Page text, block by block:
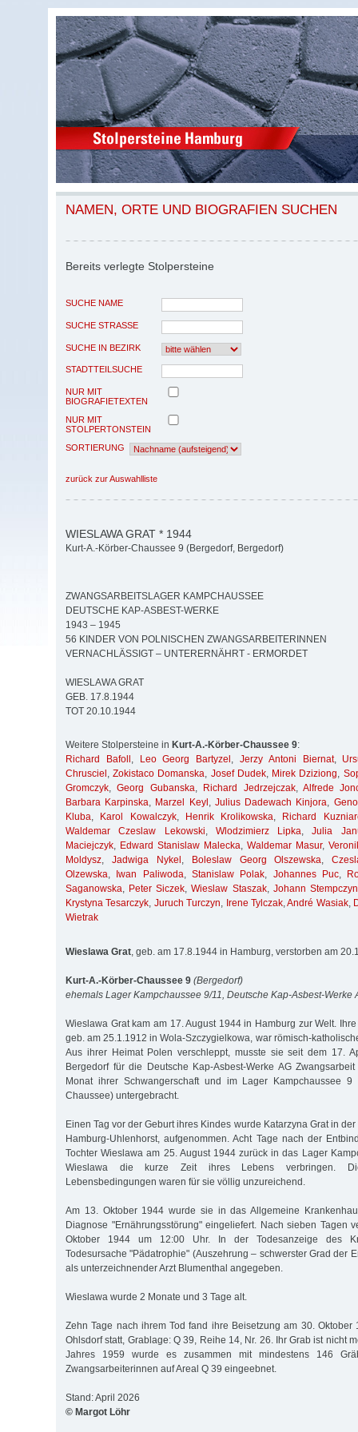
NAMEN, ORTE UND BIOGRAFIEN SUCHEN
Bereits verlegte Stolpersteine
SUCHE NAME
SUCHE STRASSE
SUCHE IN BEZIRK
STADTTEILSUCHE
NUR MIT
BIOGRAFIETEXTEN
NUR MIT
STOLPERTONSTEIN
SORTIERUNG
zurück zur Auswahlliste
WIESLAWA GRAT * 1944
Kurt-A.-Körber-Chaussee 9 (Bergedorf, Bergedorf)
ZWANGSARBEITSLAGER KAMPCHAUSSEE
DEUTSCHE KAP-ASBEST-WERKE
1943 – 1945
56 KINDER VON POLNISCHEN ZWANGSARBEITERINNEN
VERNACHLÄSSIGT – UNTERERNÄHRT - ERMORDET
WIESLAWA GRAT
GEB. 17.8.1944
TOT 20.10.1944
Weitere Stolpersteine in Kurt-A.-Körber-Chaussee 9:
Richard Bafoll , Leo Georg Bartyzel ,Jerzy Antoni Biernat,
Chrusciel ,Zokistaco Domanska, Josef Dudek, Mirek Dziziong,
Gromczyk,Georg Gubanska, Richard Jedrzejczak, Alfrede
Barbara Karpinska, Marzel Keyl , Julius Dadewach Kinjora,
Kluba, Karol Kowalczyk, Henrik Krolikowska,
Richard
Waldemar Czeslaw Lekowski, Wlodzimierz Lipka,Julia
Maciejczyk, Edward Stanislaw Malecka, Waldemar Masur,
Moldysz, Jadwiga Nykel , Boleslaw Georg Olszewska,
Olzewska, Iwan Paliwoda,Stanislaw Polak, Johannes Puc,
Saganowska, Peter Siczek,Wieslaw Staszak, Johann
Krystyna Tesarczyk, Juruch Turczyn, Irene Tylczak,André Wasiak,
Wietrak
Wieslawa Grat , geb. am 17.8.1944 in Hamburg, verstorben am
Kurt-A.-Körber-Chaussee 9 (Bergedorf)
ehemals Lager Kampchaussee 9/11, Deutsche Kap-Asbest-Werke
Wieslawa Grat kam am 17. August 1944 in Hamburg zur Welt.
geb. am 25.1.1912 in Wola-Szczygielkowa, war römisch-
Aus ihrer Heimat Polen verschleppt, musste sie seit dem 17.
Bergedorf für die Deutsche Kap-Asbest-Werke AG
Monat ihrer Schwangerschaft und im Lager Kampchaussee 9
Chaussee) untergebracht.
Einen Tag vor der Geburt ihres Kindes wurde Katarzyna Grat in
Hamburg-Uhlenhorst, aufgenommen. Acht Tage nach der
Tochter Wieslawa am 25. August 1944 zurück in das Lager
Wieslawa die kurze Zeit ihres Lebens verbringen.
Lebensbedingungen waren für sie völlig unzureichend.
Am 13. Oktober 1944 wurde sie in das Allgemeine
Diagnose "Ernährungsstörung" eingeliefert. Nach sieben Tagen
Oktober 1944 um 12:00 Uhr. In der Todesanzeige des
Todesursache "Pädatrophie" (Auszehrung – schwerster Grad der
als unterzeichnender Arzt Blumenthal angegeben.
Wieslawa wurde 2 Monate und 3 Tage alt.
Zehn Tage nach ihrem Tod fand ihre Beisetzung am 30. Oktober
Ohlsdorf statt, Grablage: Q 39, Reihe 14, Nr. 26. Ihr Grab ist nicht
Jahres 1959 wurde es zusammen mit mindestens 146
Zwangsarbeiterinnen auf Areal Q 39 eingeebnet.
Stand: April 2026
© Margot Löhr